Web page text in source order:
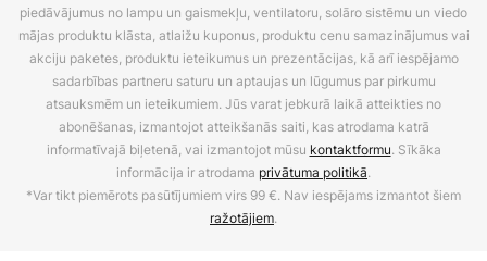
piedāvājumus no lampu un gaismekļu, ventilatoru, solāro sistēmu un viedo
mājas produktu klāsta, atlaižu kuponus, produktu cenu samazinājumus vai
akciju paketes, produktu ieteikumus un prezentācijas, kā arī iespējamo
sadarbības partneru saturu un aptaujas un lūgumus par pirkumu
atsauksmēm un ieteikumiem. Jūs varat jebkurā laikā atteikties no
abonēšanas, izmantojot atteikšanās saiti, kas atrodama katrā
informatīvajā biļetenā, vai izmantojot mūsu kontaktformu. Sīkāka
informācija ir atrodama privātuma politikā.
*Var tikt piemērots pasūtījumiem virs 99 €. Nav iespējams izmantot šiem
ražotājiem.